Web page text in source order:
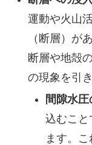
運動や火山
（断層）が
断層や地殻
の現象を引
間隙水
込むこと
ます。